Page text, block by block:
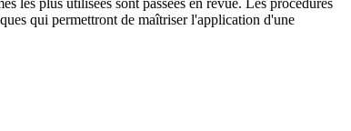
qui permettront de maîtriser l'application d'une